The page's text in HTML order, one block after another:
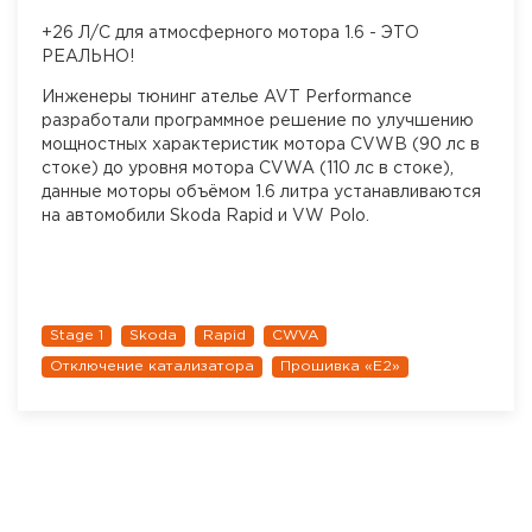
+26 Л/С для атмосферного мотора 1.6 - ЭТО
РЕАЛЬНО!
Инженеры тюнинг ателье AVT Performance
разработали программное решение по улучшению
мощностных характеристик мотора CVWB (90 лс в
стоке) до уровня мотора CVWA (110 лс в стоке),
данные моторы объёмом 1.6 литра устанавливаются
на автомобили Skoda Rapid и VW Polo.
Stage 1 Skoda Rapid CWVA
Отключение катализатора Прошивка «Е2»